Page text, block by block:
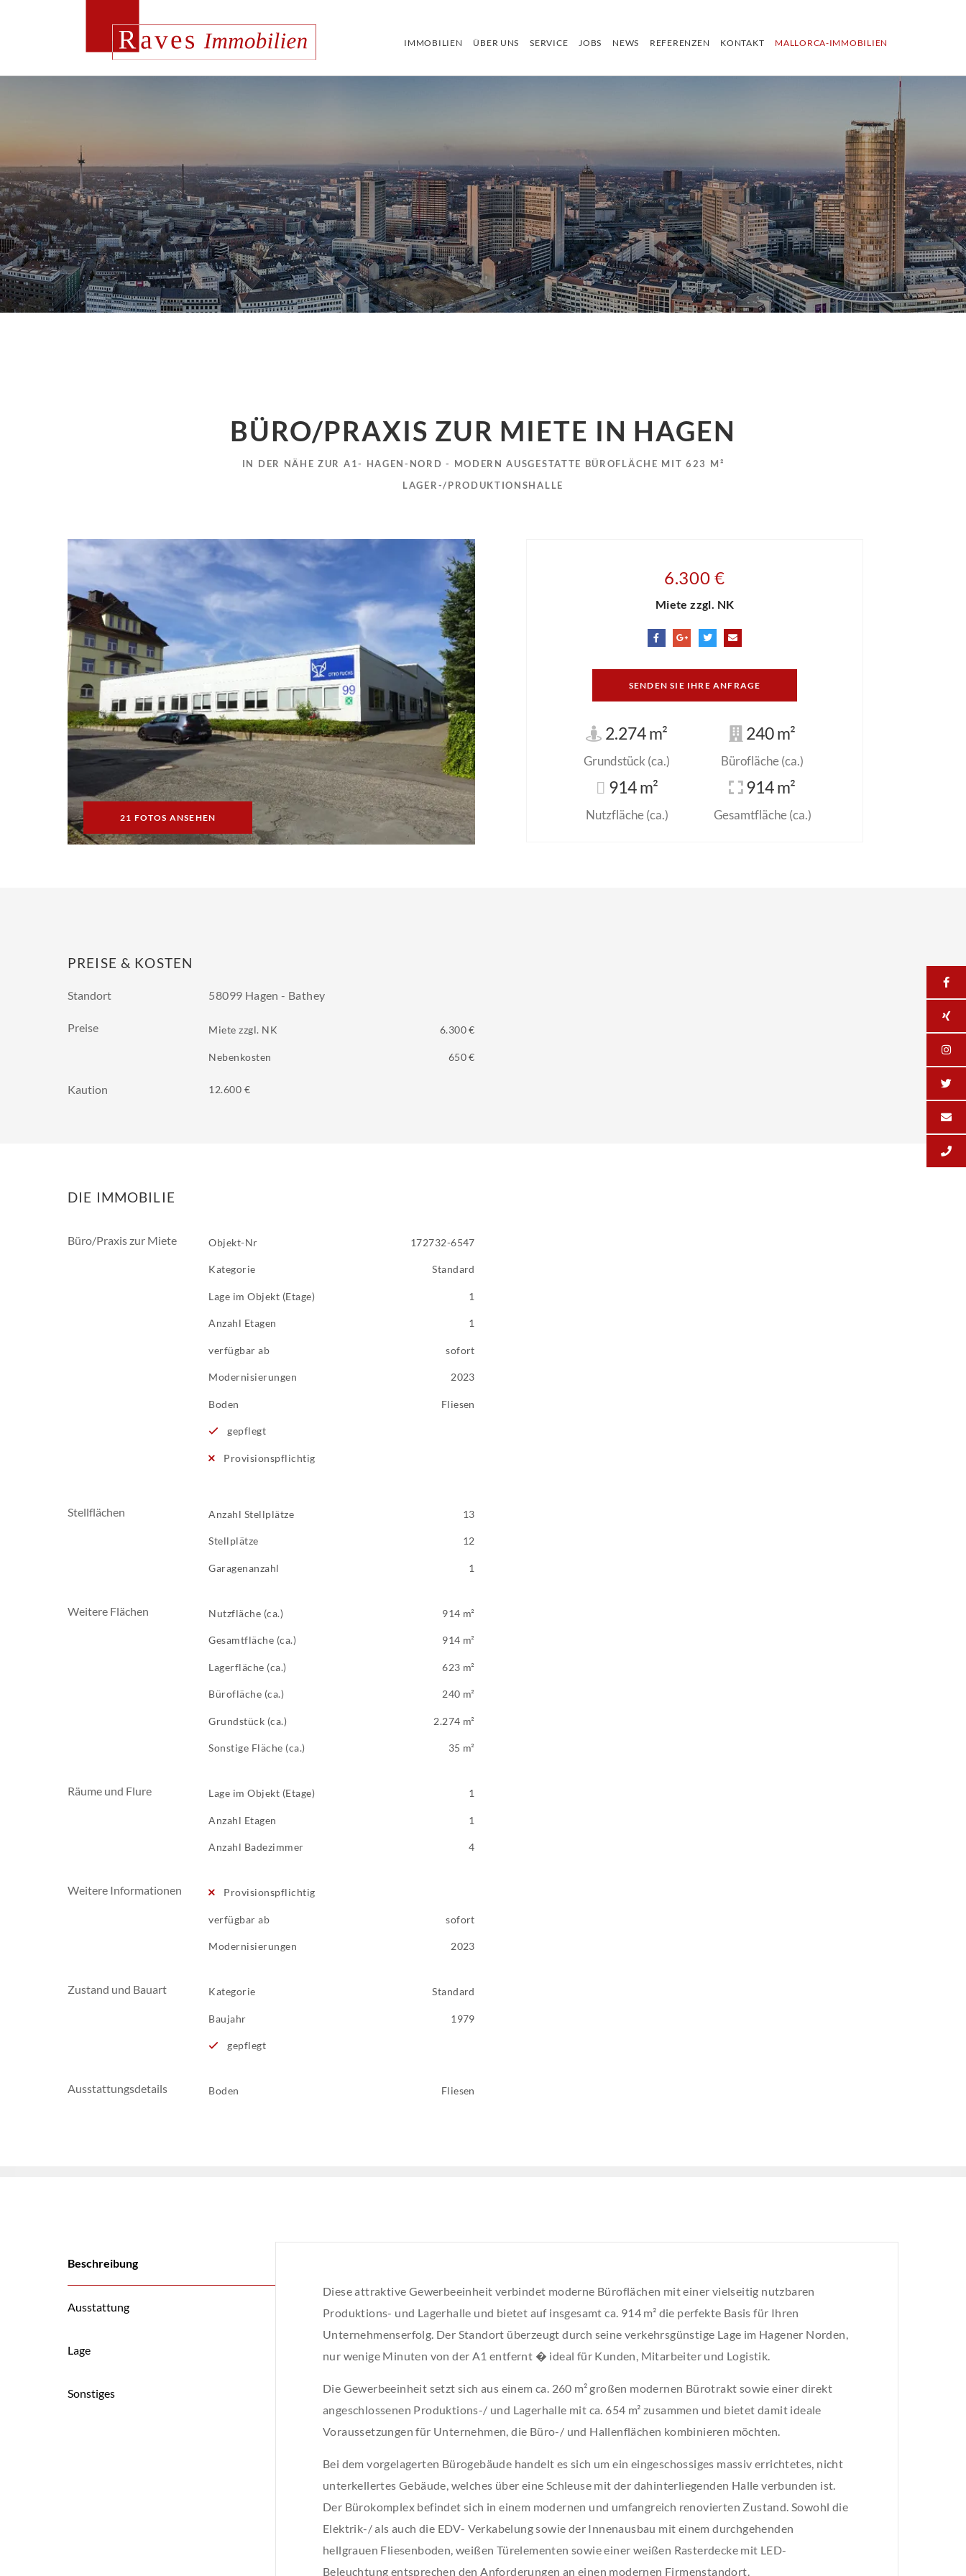
IMMOBILIEN ÜBER UNS SERVICE JOBS NEWS REFERENZEN KONTAKT MALLORCA-IMMOBILIEN
BÜRO/PRAXIS ZUR MIETE IN HAGEN
IN DER NÄHE ZUR A1- HAGEN-NORD - MODERN AUSGESTATTE BÜROFLÄCHE MIT 623 M²
LAGER-/PRODUKTIONSHALLE
21 FOTOS ANSEHEN
PREISE & KOSTEN
Standort 58099 Hagen - Bathey
Preise Miete zzgl. NK 6.300 €
Nebenkosten 650 €
Kaution 12.600 €
DIE IMMOBILIE
Büro/Praxis zur Miete Objekt-Nr 172732-6547
Kategorie Standard
Lage im Objekt (Etage) 1
Anzahl Etagen 1
verfügbar ab sofort
Modernisierungen 2023
Boden Fliesen
gepflegt
Provisionspflichtig
Stellflächen Anzahl Stellplätze 13
Stellplätze 12
Garagenanzahl 1
Weitere Flächen Nutzfläche (ca.) 914 m²
Gesamtfläche (ca.) 914 m²
Lagerfläche (ca.) 623 m²
Bürofläche (ca.) 240 m²
Grundstück (ca.) 2.274 m²
Sonstige Fläche (ca.) 35 m²
Räume und Flure Lage im Objekt (Etage) 1
Anzahl Etagen 1
Anzahl Badezimmer 4
Weitere Informationen Provisionspflichtig
verfügbar ab sofort
Modernisierungen 2023
Zustand und Bauart Kategorie Standard
Baujahr 1979
gepflegt
Ausstattungsdetails Boden Fliesen
6.300 €
Miete zzgl. NK
SENDEN SIE IHRE ANFRAGE
2.274 m²
Grundstück (ca.)
240 m²
Bürofläche (ca.)
914 m²
Nutzfläche (ca.)
914 m²
Gesamtfläche (ca.)
Beschreibung
Ausstattung
Lage
Sonstiges
Diese attraktive Gewerbeeinheit verbindet moderne Büroflächen mit einer vielseitig nutzbaren
Produktions- und Lagerhalle und bietet auf insgesamt ca. 914 m² die perfekte Basis für Ihren
Unternehmenserfolg. Der Standort überzeugt durch seine verkehrsgünstige Lage im Hagener Norden,
nur wenige Minuten von der A1 entfernt � ideal für Kunden, Mitarbeiter und Logistik.
Die Gewerbeeinheit setzt sich aus einem ca. 260 m² großen modernen Bürotrakt sowie einer direkt
angeschlossenen Produktions-/ und Lagerhalle mit ca. 654 m² zusammen und bietet damit ideale
Voraussetzungen für Unternehmen, die Büro-/ und Hallenflächen kombinieren möchten.
Bei dem vorgelagerten Bürogebäude handelt es sich um ein eingeschossiges massiv errichtetes, nicht
unterkellertes Gebäude, welches über eine Schleuse mit der dahinterliegenden Halle verbunden ist.
Der Bürokomplex befindet sich in einem modernen und umfangreich renovierten Zustand. Sowohl die
Elektrik-/ als auch die EDV- Verkabelung sowie der Innenausbau mit einem durchgehenden
hellgrauen Fliesenboden, weißen Türelementen sowie einer weißen Rasterdecke mit LED-
Beleuchtung entsprechen den Anforderungen an einen modernen Firmenstandort.